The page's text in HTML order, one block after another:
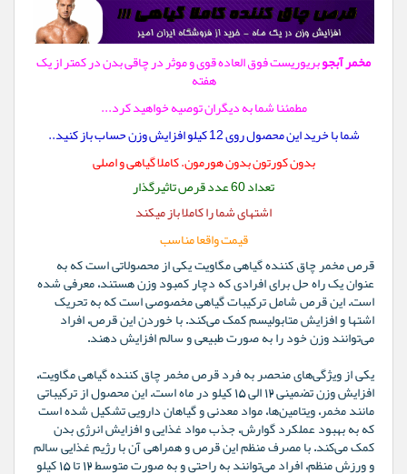
مخمر آبجوبریوریست فوق العاده قوی و موثر در چاقی بدن در کمتر از یک
هفته
مطمئنا شما به دیگران توصیه خواهید کرد...
شما با خرید این محصول روی 12 کیلو افزایش وزن حساب باز کنید..
بدون کورتون بدون هورمون. کاملا گیاهی و اصلی
تعداد 60 عدد قرص تاثیرگذار
اشتهای شما را کاملا باز میکند
قیمت واقعا مناسب
قرص مخمر چاق کننده گیاهی مگاویت یکی از محصولاتی است که به
عنوان یک راه حل برای افرادی که دچار کمبود وزن هستند، معرفی شده
است. این قرص شامل ترکیبات گیاهی مخصوصی است که به تحریک
اشتها و افزایش متابولیسم کمک می‌کند. با خوردن این قرص، افراد
می‌توانند وزن خود را به صورت طبیعی و سالم افزایش دهند.
یکی از ویژگی‌های منحصر به فرد قرص مخمر چاق کننده گیاهی مگاویت،
افزایش وزن تضمینی 12 الی 15 کیلو در ماه است. این محصول از ترکیباتی
مانند مخمر، ویتامین‌ها، مواد معدنی و گیاهان دارویی تشکیل شده است
که به بهبود عملکرد گوارش، جذب مواد غذایی و افزایش انرژی بدن
کمک می‌کند. با مصرف منظم این قرص و همراهی آن با رژیم غذایی سالم
و ورزش منظم، افراد می‌توانند به راحتی و به صورت متوسط 12 تا 15 کیلو